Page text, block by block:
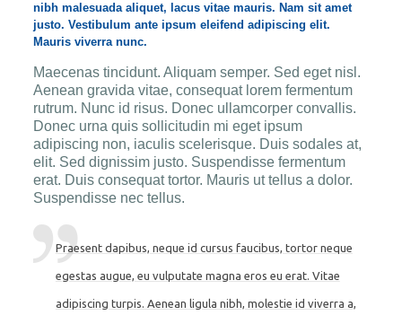
nibh malesuada aliquet, lacus vitae mauris. Nam sit amet
justo. Vestibulum ante ipsum eleifend adipiscing elit.
Mauris viverra nunc.
Maecenas tincidunt. Aliquam semper. Sed eget nisl.
Aenean gravida vitae, consequat lorem fermentum
rutrum. Nunc id risus. Donec ullamcorper convallis.
Donec urna quis sollicitudin mi eget ipsum
adipiscing non, iaculis scelerisque. Duis sodales at,
elit. Sed dignissim justo. Suspendisse fermentum
erat. Duis consequat tortor. Mauris ut tellus a dolor.
Suspendisse nec tellus.
Praesent dapibus, neque id cursus faucibus, tortor neque
egestas augue, eu vulputate magna eros eu erat. Vitae
adipiscing turpis. Aenean ligula nibh, molestie id viverra a,